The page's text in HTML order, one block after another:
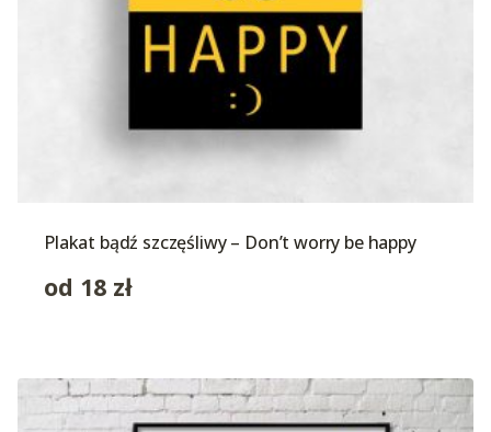
Plakat bądź szczęśliwy – Don’t worry be happy
od 18 zł